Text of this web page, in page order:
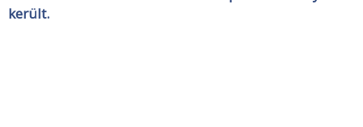
került.